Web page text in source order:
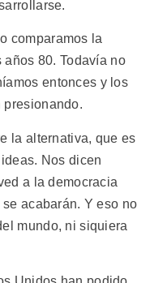
comparamos la
80. Todavía no
entonces y los
presionando.
la alternativa, que es
Nos dicen
a la democracia
acabarán. Y eso no
mundo, ni siquiera